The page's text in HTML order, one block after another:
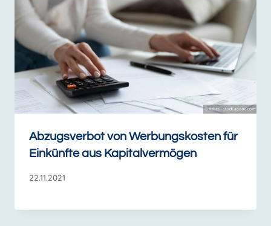
Abzugsverbot von Werbungskosten für
Einkünfte aus Kapitalvermögen
22.11.2021